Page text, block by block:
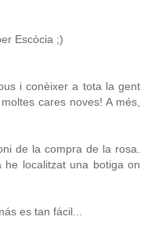
Escòcia ;)
i conèixer a tota la gent
cares noves! A més,
de la compra de la rosa.
he localitzat una botiga on
es tan fácil...